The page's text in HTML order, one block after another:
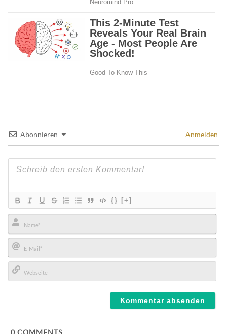
Abonnieren Anmelden
{} [+]
Name*
E-
Mail*
0 COMMENTS